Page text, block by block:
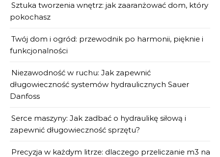
Sztuka tworzenia wnętrz: jak zaaranżować dom, który
pokochasz
Twój dom i ogród: przewodnik po harmonii, pięknie i
funkcjonalności
Niezawodność w ruchu: Jak zapewnić
długowieczność systemów hydraulicznych Sauer
Danfoss
Serce maszyny: Jak zadbać o hydraulikę siłową i
zapewnić długowieczność sprzętu?
Precyzja w każdym litrze: dlaczego przeliczanie m3 na